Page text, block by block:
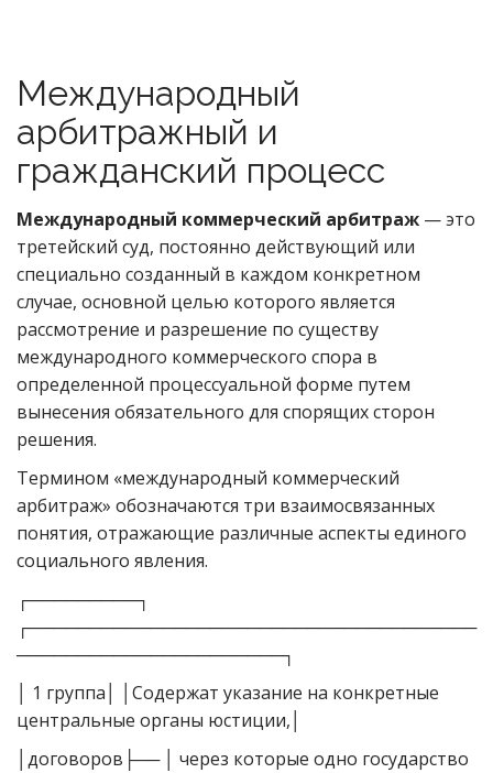
Международный
арбитражный и
гражданский процесс
Международный коммерческий арбитраж — это
третейский суд, постоянно действующий или
специально созданный в каждом конкретном
случае, основной целью которого является
рассмотрение и разрешение по существу
международного коммерческого спора в
определенной процессуальной форме путем
вынесения обязательного для спорящих сторон
решения.
Термином «международный коммерческий
арбитраж» обозначаются три взаимосвязанных
понятия, отражающие различные аспекты единого
социального явления.
┌─────────┐
┌─────────────────────────────────────
──────────────────────┐
│ 1 группа│ │Содержат указание на конкретные
центральные органы юстиции,│
│договоров├── │ через которые одно государство